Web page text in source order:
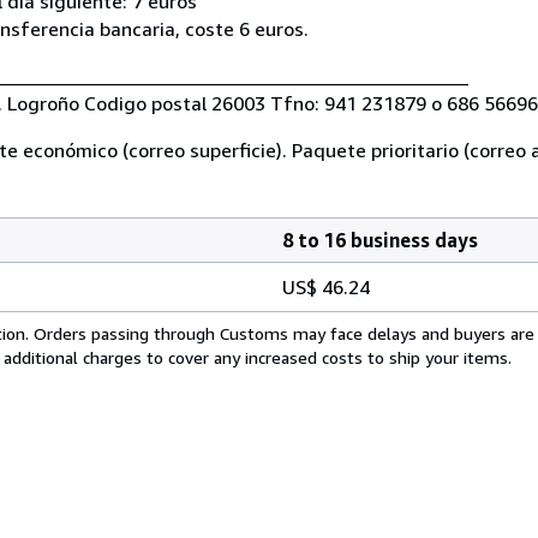
bancaria, coste 6 euros.
Codigo postal 26003 Tfno: 941 231879 o 686
económico (correo superficie). Paquete prioritario (correo
8 to 16 business days
US$ 46.24
Orders passing through Customs may face delays and buyers
charges to cover any increased costs to ship your items.